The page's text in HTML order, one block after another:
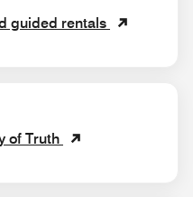
guided rentals
of Truth